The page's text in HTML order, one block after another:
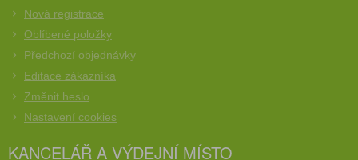
Nová registrace
Oblíbené položky
Předchozí objednávky
Editace zákazníka
Změnit heslo
Nastavení cookies
KANCELÁŘ A VÝDEJNÍ MÍSTO